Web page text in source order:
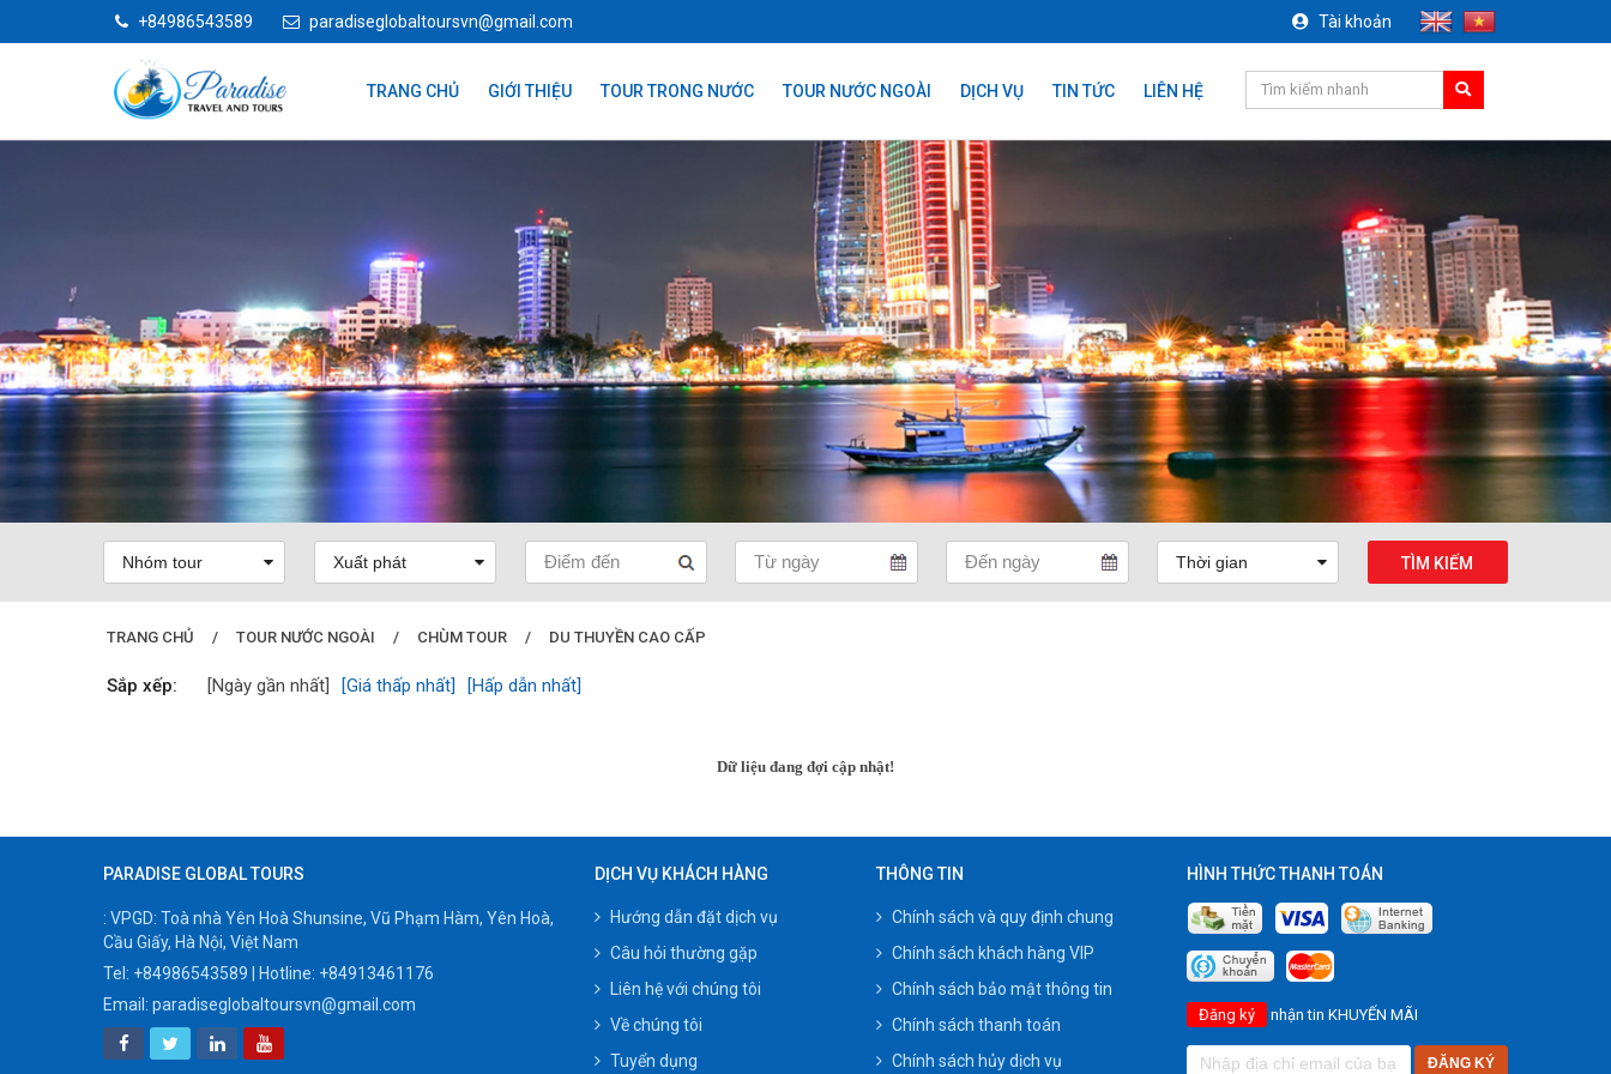
+84986543589 paradiseglobaltoursvn@gmail.com Tài khoản
TRANG CHỦ GIỚI THIỆU TOUR TRONG NƯỚC TOUR NƯỚC NGOÀI DỊCH VỤ TIN TỨC LIÊN HỆ
TÌM KIẾM
TRANG CHỦ / TOUR NƯỚC NGOÀI / CHÙM TOUR / DU THUYỀN CAO CẤP
Sắp xếp: [Ngày gần nhất] [Giá thấp nhất] [Hấp dẫn nhất]
Dữ liệu đang đợi cập nhật!
PARADISE GLOBAL TOURS
: VPGD: Toà nhà Yên Hoà Shunsine, Vũ Phạm Hàm, Yên Hoà,
Cầu Giấy, Hà Nội, Việt Nam
Tel: +84986543589 | Hotline: +84913461176
Email: paradiseglobaltoursvn@gmail.com
DỊCH VỤ KHÁCH HÀNG
Hướng dẫn đặt dịch vụ
Câu hỏi thường gặp
Liên hệ với chúng tôi
Về chúng tôi
Tuyển dụng
THÔNG TIN
Chính sách và quy định chung
Chính sách khách hàng VIP
Chính sách bảo mật thông tin
Chính sách thanh toán
Chính sách hủy dịch vụ
HÌNH THỨC THANH TOÁN
Đăng ký nhận tin KHUYẾN MÃI